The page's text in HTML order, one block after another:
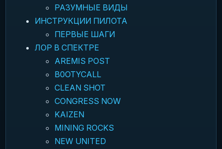
РАЗУМНЫЕ ВИДЫ
ИНСТРУКЦИИ ПИЛОТА
ПЕРВЫЕ ШАГИ
ЛОР В СПЕКТРЕ
AREMIS POST
B0OTYCALL
CLEAN SHOT
CONGRESS NOW
KAIZEN
MINING ROCKS
NEW UNITED